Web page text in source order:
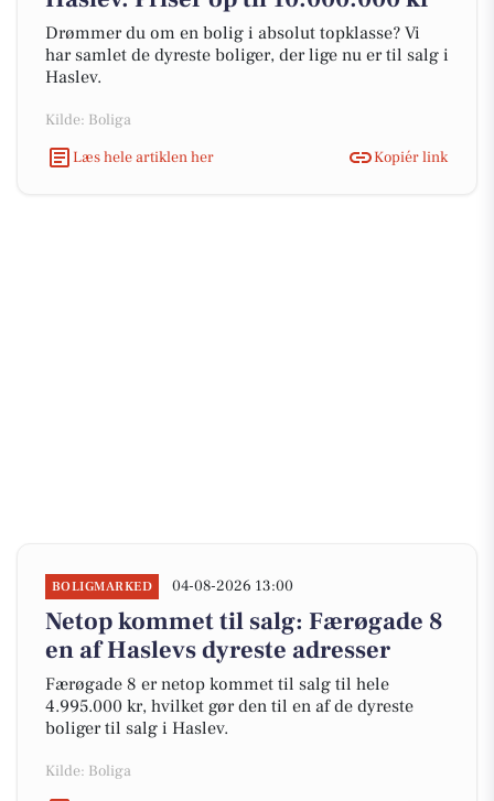
Drømmer du om en bolig i absolut topklasse? Vi
har samlet de dyreste boliger, der lige nu er til salg i
Haslev.
Kilde: Boliga
Læs hele artiklen her
Kopiér link
BOLIGMARKED 04-08-2026 13:00
Netop kommet til salg: Færøgade 8
en af Haslevs dyreste adresser
Færøgade 8 er netop kommet til salg til hele
4.995.000 kr, hvilket gør den til en af de dyreste
boliger til salg i Haslev.
Kilde: Boliga